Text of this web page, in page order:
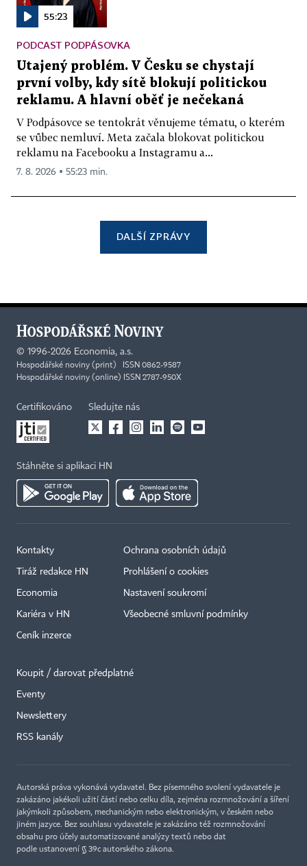
55:23
PODCAST PODPÁSOVKA
Utajený problém. V Česku se chystají
první volby, kdy sítě blokují politickou
reklamu. A hlavní oběť je nečekaná
V Podpásovce se tentokrát věnujeme tématu, o kterém
se vůbec nemluví. Meta začala blokovat politickou
reklamu na Facebooku a Instagramu a...
7. 8. 2026 ▪ 55:23 min.
DALŠÍ ZPRÁVY
© 1996-2026 Economia, a.s.
Hospodářské noviny (print) ISSN 0862-9587
Hospodářské noviny (online) ISSN 2787-950X
Certifikováno Sledujte nás
Stáhněte si aplikaci HN
Kontakty
Tiráž redakce HN
Economia
Kariéra v HN
Ceník inzerce
Ochrana osobních údajů
Prohlášení o cookies
Nastavení soukromí
Všeobecné smluvní podmínky
Koupit / darovat předplatné
Eventy
Newslettery
RSS kanály
Autorská práva vykonává vydavatel. Bez písemného svolení vydavatele je
zakázáno jakékoli užití částí nebo celku díla, zejména rozmnožování a šíření
jakýmkoli způsobem, mechanickým nebo elektronickým, v českém nebo
jiném jazyce. Bez souhlasu vydavatele je zakázáno též rozmnožování
obsahu pro účely automatizované analýzy textů nebo dat
podle ustanovení § 39c autorského zákona.